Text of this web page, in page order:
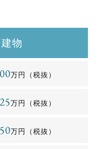
物
万円 （税抜）
万円 （税抜）
万円 （税抜）